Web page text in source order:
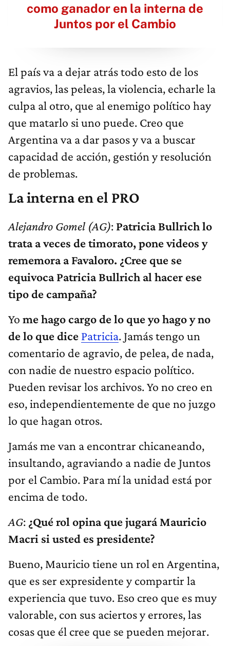
como ganador en la interna de
Juntos por el Cambio
El país va a dejar atrás todo esto de los
agravios, las peleas, la violencia, echarle la
culpa al otro, que al enemigo político hay
que matarlo si uno puede. Creo que
Argentina va a dar pasos y va a buscar
capacidad de acción, gestión y resolución
de problemas.
La interna en el PRO
Alejandro Gomel (AG): Patricia Bullrich lo
trata a veces de timorato, pone videos y
rememora a Favaloro. ¿Cree que se
equivoca Patricia Bullrich al hacer ese
tipo de campaña?
Yo me hago cargo de lo que yo hago y no
de lo que dice Patricia. Jamás tengo un
comentario de agravio, de pelea, de nada,
con nadie de nuestro espacio político.
Pueden revisar los archivos. Yo no creo en
eso, independientemente de que no juzgo
lo que hagan otros.
Jamás me van a encontrar chicaneando,
insultando, agraviando a nadie de Juntos
por el Cambio. Para mí la unidad está por
encima de todo.
AG: ¿Qué rol opina que jugará Mauricio
Macri si usted es presidente?
Bueno, Mauricio tiene un rol en Argentina,
que es ser expresidente y compartir la
experiencia que tuvo. Eso creo que es muy
valorable, con sus aciertos y errores, las
cosas que él cree que se pueden mejorar.